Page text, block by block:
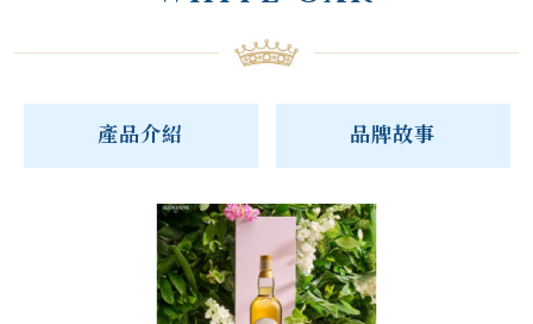
產品介紹 品牌故事